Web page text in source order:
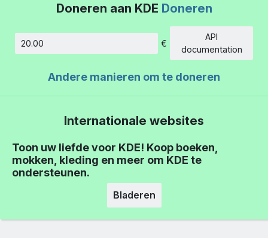
Doneren aan KDE Doneren
Hoeveelheid
€
API
documentation
Andere manieren om te doneren
Internationale websites
Toon uw liefde voor KDE! Koop boeken,
mokken, kleding en meer om KDE te
ondersteunen.
Bladeren